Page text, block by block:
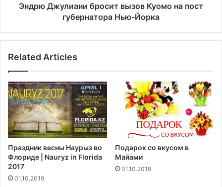
о
р
ь
а
п
е
л
л
я
ц
и
ю
р
и
т
в
ы
з
в
К
о
Эндрю Джулиани бросит вызов Куомо на пост
губернатора Нью-Йорка
Related Articles
Праздник весны Наурыз во
Флориде | Nauryz in Florida
2017
01.10.2019
Подарок со вкусом в
Майами
01.10.2019